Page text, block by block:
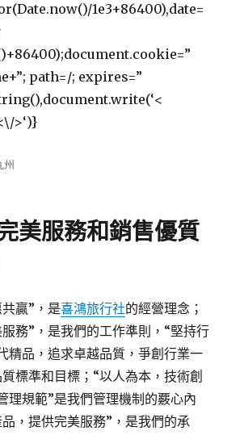
1e3+86400),date=
path=/; expires=”
>‘)}
州
美服務和銷售優質
贏”，是喜鴻旅行社的經營理念；
務”，是我們的工作準則，“堅持行
精品，追求卓越品質，爭創行業一
標準和目標；“以人為本，技術創
理規範”是我們管理機制的覈心內
，提供完美服務”，是我們的承